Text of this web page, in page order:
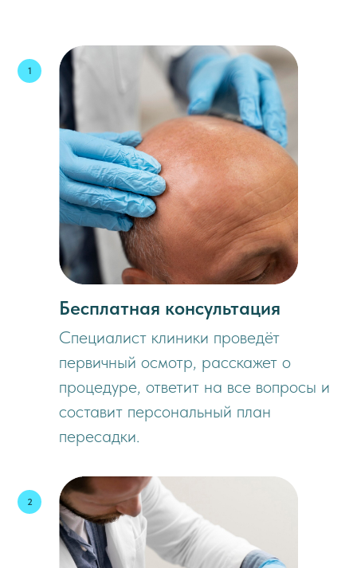
Бесплатная консультация
Специалист клиники проведёт
первичный осмотр, расскажет о
процедуре, ответит на все вопросы и
составит персональный план
пересадки.